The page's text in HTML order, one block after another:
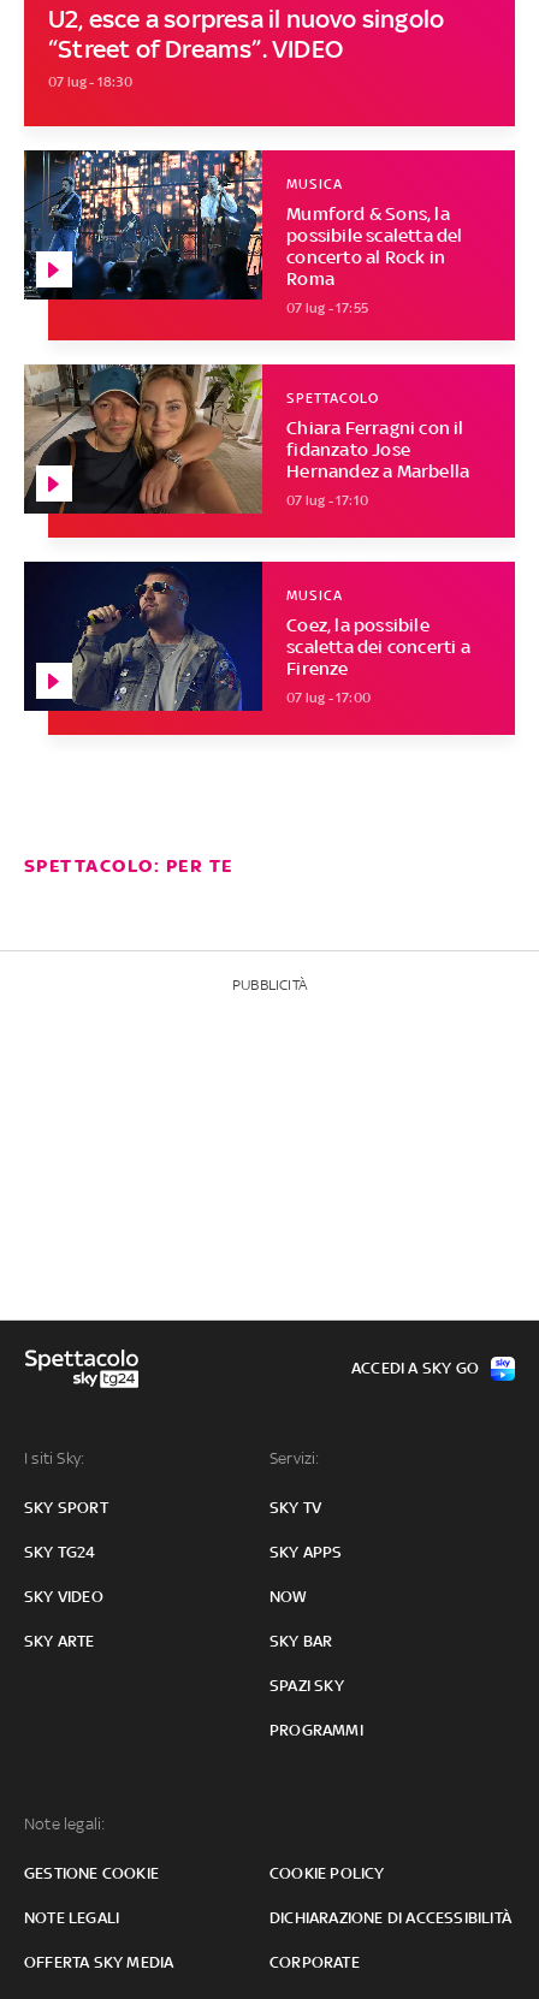
U2, esce a sorpresa il nuovo singolo
“Street of Dreams”. VIDEO
07 lug - 18:30
Mumford & Sons, la
possibile scaletta del
concerto al Rock in
Roma
MUSICA
07 lug - 17:55
Chiara Ferragni con il
fidanzato Jose
Hernandez a Marbella
SPETTACOLO
07 lug - 17:10
Coez, la possibile
scaletta dei concerti a
Firenze
MUSICA
07 lug - 17:00
SPETTACOLO: PER TE
PUBBLICITÀ
I siti Sky:
SKY SPORT
SKY TG24
SKY VIDEO
SKY ARTE
Servizi:
SKY TV
SKY APPS
NOW
SKY BAR
SPAZI SKY
PROGRAMMI
Note legali:
GESTIONE COOKIE COOKIE POLICY
NOTE LEGALI DICHIARAZIONE DI ACCESSIBILITÀ
OFFERTA SKY MEDIA CORPORATE
ACCEDI A SKY GO